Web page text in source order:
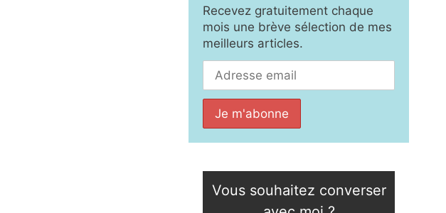
Recevez gratuitement chaque
mois une brève sélection de mes
meilleurs articles.
Vous souhaitez converser